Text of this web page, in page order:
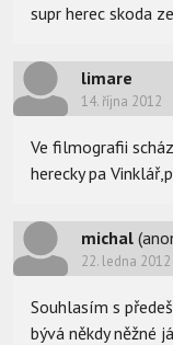
supr herec skoda
limare
14. října 2012
Ve filmografii
herecky pa
michal
22. ledna 2012
Souhlasím s
bývá někdy něžné